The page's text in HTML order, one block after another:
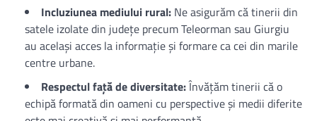
Incluziunea mediului rural: Ne asigurăm că tinerii din
satele izolate din județe precum Teleorman sau Giurgiu
au același acces la informație și formare ca cei din marile
centre urbane.
Respectul față de diversitate:Învățăm tinerii că o
echipă formată din oameni cu perspective și medii diferite